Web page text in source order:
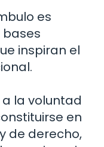
es
bases
inspiran el
la voluntad
en
de derecho,